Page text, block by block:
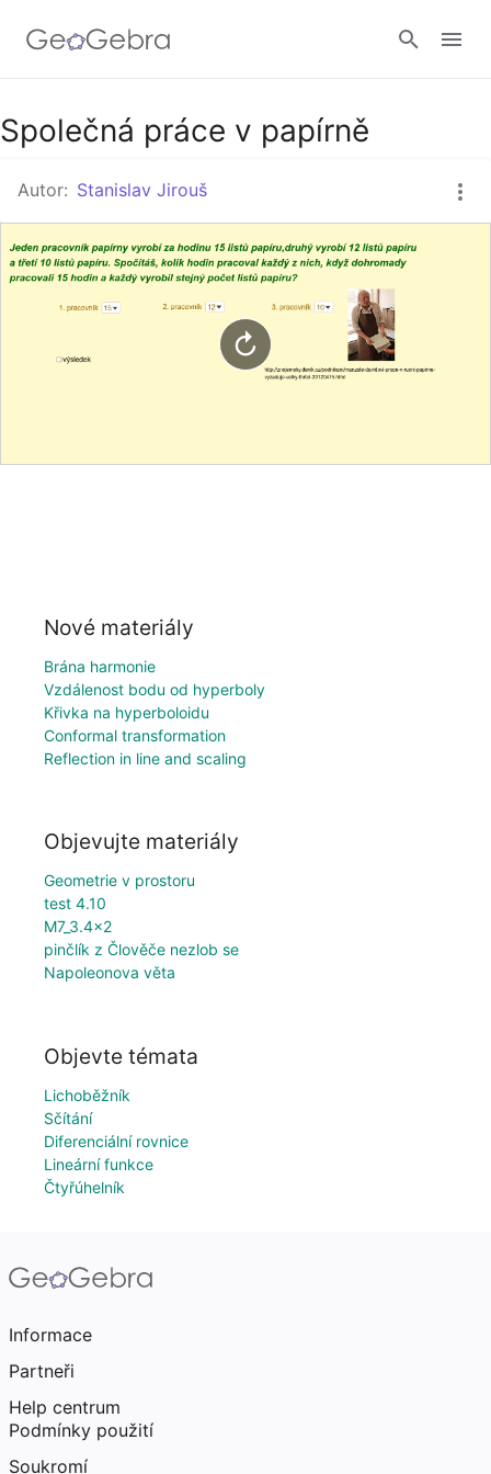
Google Classroom
GeoGebra Třída
Přihlásit
Společná práce v papírně
Autor: Stanislav Jirouš
Nové materiály
Brána harmonie
Vzdálenost bodu od hyperboly
Křivka na hyperboloidu
Conformal transformation
Reflection in line and scaling
Objevujte materiály
Geometrie v prostoru
test 4.10
M7_3.4x2
pinčlík z Člověče nezlob se
Napoleonova věta
Objevte témata
Lichoběžník
Sčítání
Diferenciální rovnice
Lineární funkce
Čtyřúhelník
Informace
Partneři
Help centrum
Podmínky použití
Soukromí